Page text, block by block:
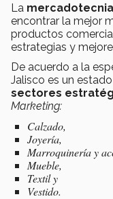
La
encontrar la mejor
productos
estrategias y
De acuerdo a la
Jalisco es un
sectores
Marketing:
Calzado,
Joyería,
Marroquinería y
Mueble,
Textil y
Vestido.